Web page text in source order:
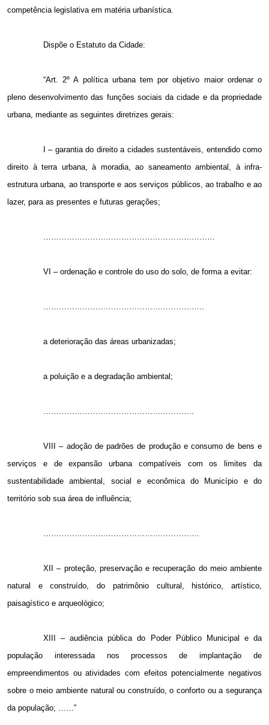
competência legislativa em matéria urbanística.
Dispõe o Estatuto da Cidade:
“Art. 2º A política urbana tem por objetivo maior ordenar o
pleno desenvolvimento das funções sociais da cidade e da propriedade
urbana, mediante as seguintes diretrizes gerais:
I – garantia do direito a cidades sustentáveis, entendido como
direito à terra urbana, à moradia, ao saneamento ambiental, à infra-
estrutura urbana, ao transporte e aos serviços públicos, ao trabalho e ao
lazer, para as presentes e futuras gerações;
…………………………………………………………
VI – ordenação e controle do uso do solo, de forma a evitar:
……………………………………………………..
a deterioração das áreas urbanizadas;
a poluição e a degradação ambiental;
………………………………………………….
VIII – adoção de padrões de produção e consumo de bens e
serviços e de expansão urbana compatíveis com os limites da
sustentabilidade ambiental, social e econômica do Município e do
território sob sua área de influência;
……………………………………………………
XII – proteção, preservação e recuperação do meio ambiente
natural e construído, do patrimônio cultural, histórico, artístico,
paisagístico e arqueológico;
XIII – audiência pública do Poder Público Municipal e da
população interessada nos processos de implantação de
empreendimentos ou atividades com efeitos potencialmente negativos
sobre o meio ambiente natural ou construído, o conforto ou a segurança
da população; ……”